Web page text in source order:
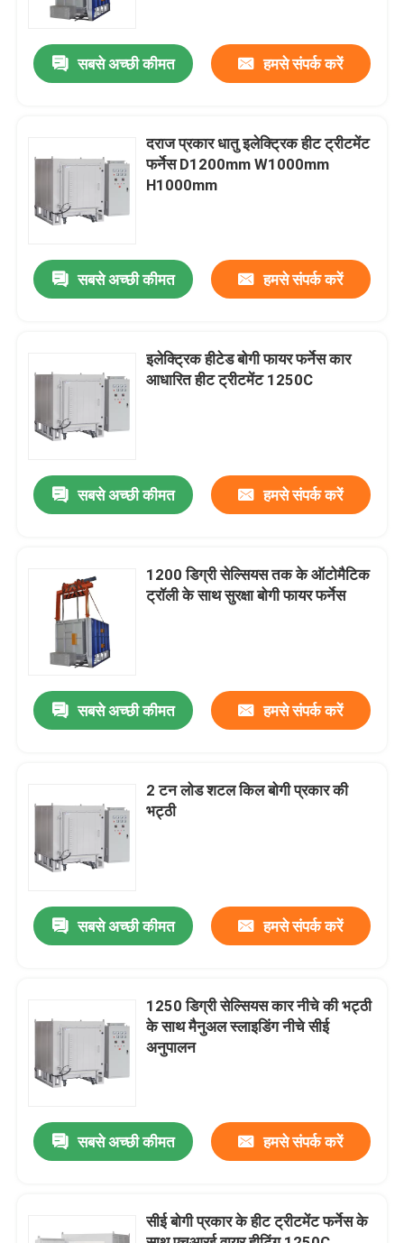
घर
कारखाने का दौरा
उद्धरण मांगें
Programtherm
उच्च तापमान मफल भट्ठी
सबसे अच्छी कीमत हमसे संपर्क करें
दराज प्रकार धातु इलेक्ट्रिक हीट ट्रीटमेंट
फर्नेस D1200mm W1000mm
H1000mm
सबसे अच्छी कीमत हमसे संपर्क करें
इलेक्ट्रिक हीटेड बोगी फायर फर्नेस कार
आधारित हीट ट्रीटमेंट 1250C
सबसे अच्छी कीमत हमसे संपर्क करें
1200 डिग्री सेल्सियस तक के ऑटोमैटिक
ट्रॉली के साथ सुरक्षा बोगी फायर फर्नेस
सबसे अच्छी कीमत हमसे संपर्क करें
2 टन लोड शटल किल बोगी प्रकार की
भट्ठी
सबसे अच्छी कीमत हमसे संपर्क करें
1250 डिग्री सेल्सियस कार नीचे की भट्ठी
के साथ मैनुअल स्लाइडिंग नीचे सीई
अनुपालन
सबसे अच्छी कीमत हमसे संपर्क करें
सीई बोगी प्रकार के हीट ट्रीटमेंट फर्नेस के